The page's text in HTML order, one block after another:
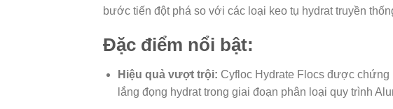
bước tiến đột phá so với các loại keo tụ hydrat truyền
Đặc điểm nổi bật:
Hiệu quả vượt trội: Cyfloc Hydrate Flocs được chứng
lắng đọng hydrat trong giai đoạn phân loại quy trình